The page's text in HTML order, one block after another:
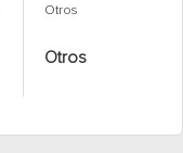
Otros
Otros